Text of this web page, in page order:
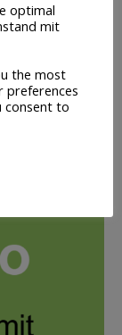
Volumen-
optimal
mit
the most
preferences
consent to